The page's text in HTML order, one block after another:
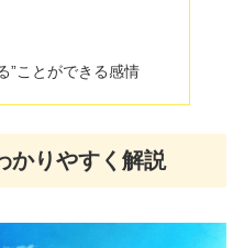
”ことができる感情
かりやすく解説